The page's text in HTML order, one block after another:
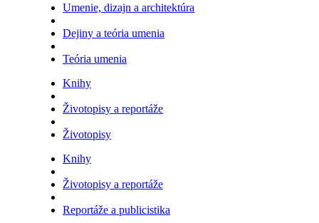
Umenie, dizajn a architektúra
Dejiny a teória umenia
Teória umenia
Knihy
Životopisy a reportáže
Životopisy
Knihy
Životopisy a reportáže
Reportáže a publicistika